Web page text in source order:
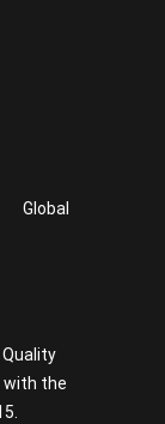
Global
Quality
with the